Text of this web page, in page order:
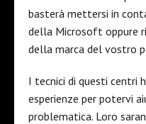
basterà mettersi in
della Microsoft oppure
della marca del vostro
I tecnici di questi centri
esperienze per potervi
problematica. Loro